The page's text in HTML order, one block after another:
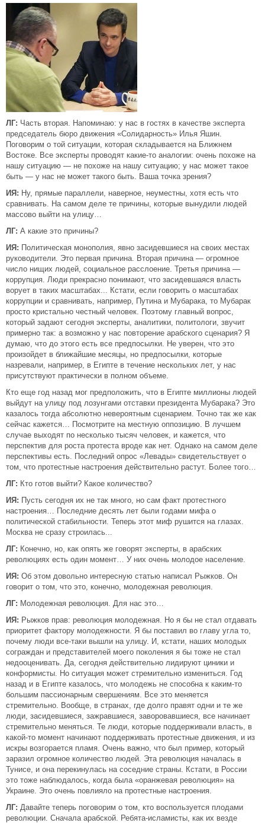
ЛГ: Часть вторая. Напоминаю: у нас в гостях в качестве эксперта
председатель бюро движения «Солидарность» Илья Яшин.
Поговорим о той ситуации, которая складывается на Ближнем
Востоке. Все эксперты проводят какие-то аналогии: очень похоже на
нашу ситуацию — не похоже на нашу ситуацию; у нас может такое
быть — у нас не может такого быть. Ваша точка зрения?
ИЯ: Ну, прямые параллели, наверное, неуместны, хотя есть что
сравнивать. На самом деле те причины, которые вынудили людей
массово выйти на улицу…
ЛГ: А какие это причины?
ИЯ: Политическая монополия, явно засидевшиеся на своих местах
руководители. Это первая причина. Вторая причина — огромное
число нищих людей, социальное расслоение. Третья причина —
коррупция. Люди прекрасно понимают, что засидевшаяся власть
ворует в таких масштабах... Кстати, если говорить о масштабах
коррупции и сравнивать, например, Путина и Мубарака, то Мубарак
просто кристально честный человек. Поэтому главный вопрос,
который задают сегодня эксперты, аналитики, политологи, звучит
примерно так: а возможно у нас повторение арабского сценария? Я
думаю, что до этого есть все предпосылки. Не уверен, что это
произойдет в ближайшие месяцы, но предпосылки, которые
назревали, например, в Египте в течение нескольких лет, у нас
присутствуют практически в полном объеме.
Кто еще год назад мог предположить, что в Египте миллионы людей
выйдут на улицу под лозунгами отставки президента Мубарака? Это
казалось тогда абсолютно невероятным сценарием. Точно так же как
сейчас кажется… Посмотрите на местную оппозицию. В лучшем
случае выходят по несколько тысяч человек, и кажется, что
перспектив для роста протеста вроде как нет. Однако на самом деле
перспективы есть. Последний опрос «Левады» свидетельствует о
том, что протестные настроения действительно растут. Более того…
ЛГ: Кто готов выйти? Какое количество?
ИЯ: Пусть сегодня их не так много, но сам факт протестного
настроения… Последние десять лет были годами мифа о
политической стабильности. Теперь этот миф рушится на глазах.
Москва не сразу строилась...
ЛГ: Конечно, но, как опять же говорят эксперты, в арабских
революциях есть один момент… У них очень молодое население.
ИЯ: Об этом довольно интересную статью написал Рыжков. Он
говорит о том, что это, конечно, молодежная революция.
ЛГ: Молодежная революция. Для нас это…
ИЯ: Рыжков прав: революция молодежная. Но я бы не стал отдавать
приоритет фактору молодежности. Я бы поставил во главу угла то,
почему люди все-таки вышли на улицу. И, кстати, наших молодых
сограждан и представителей моего поколения я бы тоже не стал
недооценивать. Да, сегодня действительно лидируют циники и
конформисты. Но ситуация может стремительно измениться. Год
назад и в Египте казалось, что молодежь не способна к каким-то
большим пассионарным свершениям. Все это меняется
стремительно. Вообще, в странах, где долго правят одни и те же
люди, засидевшиеся, зажравшиеся, заворовавшиеся, все начинает
стремительно меняться. Те люди, которые поддерживали власть, в
какой-то момент начинают поддерживать протестные движения, и из
искры возгорается пламя. Очень важно, что был пример, который
заразил огромное количество людей. Эта революция началась в
Тунисе, и она перекинулась на соседние страны. Кстати, в России
это тоже наблюдалось, когда была «оранжевая революция» на
Украине. Это очень повлияло на протестные настроения.
ЛГ: Давайте теперь поговорим о том, кто воспользуется плодами
революции. Сначала арабской. Ребята-исламисты, как их везде